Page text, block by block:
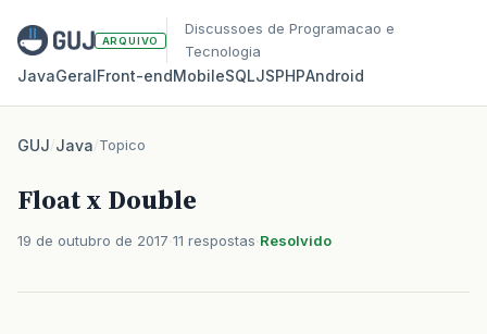
ARQUIVO
Discussoes de Programacao e
Tecnologia
JavaGeralFront‑endMobileSQLJSPHPAndroid
GUJ/Java/Topico
Float x Double
19 de outubro de 2017 11 respostas Resolvido